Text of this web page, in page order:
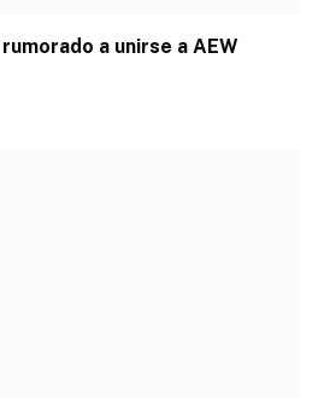
a unirse a AEW